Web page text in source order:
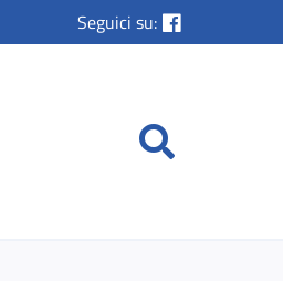
Seguici su: